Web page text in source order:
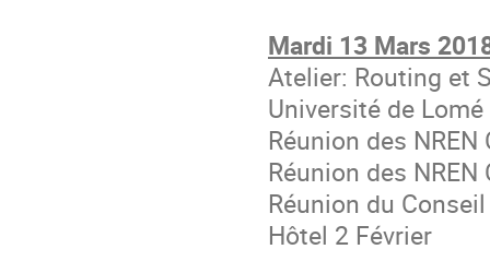
Mardi 13 Mars
Atelier: Routing et
Université de Lomé
Réunion des NREN
Réunion des
Réunion du
Hôtel 2 Février